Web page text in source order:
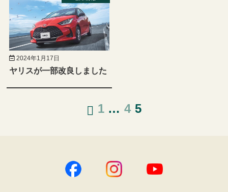
2024年1月17日
ヤリスが一部改良しました
1 … 4 5